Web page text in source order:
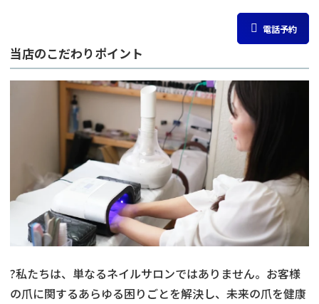
電話予約
当店のこだわりポイント
?私たちは、単なるネイルサロンではありません。お客様
の爪に関するあらゆる困りごとを解決し、未来の爪を健康